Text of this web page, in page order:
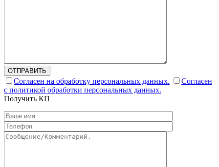
ОТПРАВИТЬ
Согласен на обработку персональных данных.
Согласен
с политикой обработки персональных данных.
Получить КП